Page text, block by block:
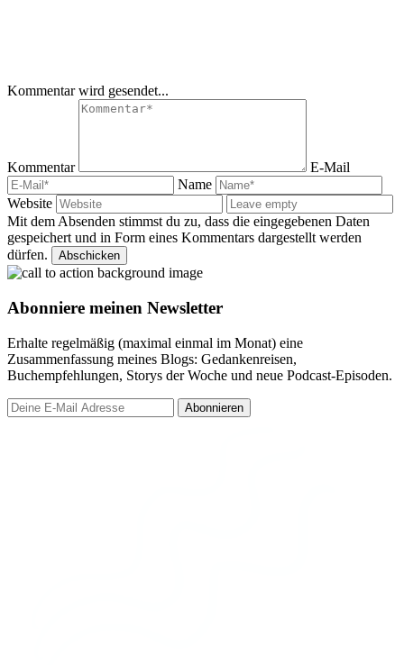
Kommentar wird gesendet...
Kommentar
E-Mail
Name
Website
Mit dem Absenden stimmst du zu, dass die eingegebenen Daten
gespeichert und in Form eines Kommentars dargestellt werden
dürfen.
Abonniere meinen Newsletter
Erhalte regelmäßig (maximal einmal im Monat) eine
Zusammenfassung meines Blogs: Gedankenreisen,
Buchempfehlungen, Storys der Woche und neue Podcast-Episoden.
Abonnieren